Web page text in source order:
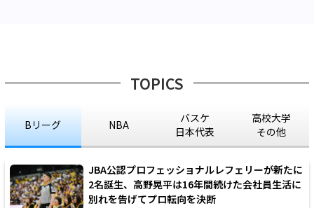
TOPICS
Bリーグ NBA
バスケ
日本代表
高校大学
その他
JBA公認プロフェッショナルレフェリーが新たに
2名誕生、高野晃平は16年間続けた会社員生活に
別れを告げてプロ転向を決断